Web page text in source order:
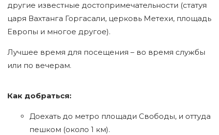
другие известные достопримечательности (статуя
царя Вахтанга Горгасали, церковь Метехи, площадь
Европы и многое другое).
Лучшее время для посещения – во время службы
или по вечерам.
Как добраться:
Доехать до метро площади Свободы, и оттуда
пешком (около 1 км).